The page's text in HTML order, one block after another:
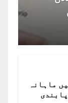
ماہانہ